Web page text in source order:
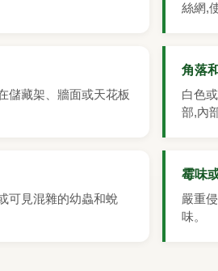
絲網,
儲藏架、牆面或天花板
角落
白色
部,內
可見混雜的幼蟲和蛻
霉味
嚴重
味。